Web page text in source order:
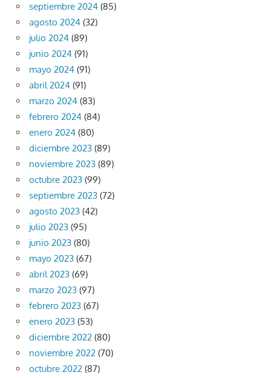
septiembre 2024 (85)
agosto 2024 (32)
julio 2024 (89)
junio 2024 (91)
mayo 2024 (91)
abril 2024 (91)
marzo 2024 (83)
febrero 2024 (84)
enero 2024 (80)
diciembre 2023 (89)
noviembre 2023 (89)
octubre 2023 (99)
septiembre 2023 (72)
agosto 2023 (42)
julio 2023 (95)
junio 2023 (80)
mayo 2023 (67)
abril 2023 (69)
marzo 2023 (97)
febrero 2023 (67)
enero 2023 (53)
diciembre 2022 (80)
noviembre 2022 (70)
octubre 2022 (87)